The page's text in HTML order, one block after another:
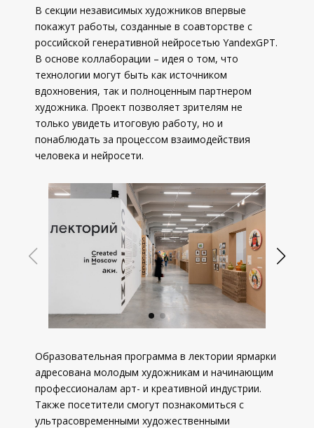
В секции независимых художников впервые
покажут работы, созданные в соавторстве с
российской генеративной нейросетью YandexGPT.
В основе коллаборации – идея о том, что
технологии могут быть как источником
вдохновения, так и полноценным партнером
художника. Проект позволяет зрителям не
только увидеть итоговую работу, но и
понаблюдать за процессом взаимодействия
человека и нейросети.
Образовательная программа в лектории ярмарки
адресована молодым художникам и начинающим
профессионалам арт- и креативной индустрии.
Также посетители смогут познакомиться с
ультрасовременными художественными